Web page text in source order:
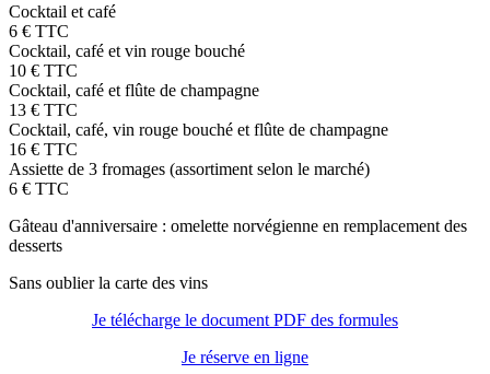
Cocktail et café
6 € TTC
Cocktail, café et vin rouge bouché
10 € TTC
Cocktail, café et flûte de champagne
13 € TTC
Cocktail, café, vin rouge bouché et flûte de champagne
16 € TTC
Assiette de 3 fromages (assortiment selon le marché)
6 € TTC
Gâteau d'anniversaire : omelette norvégienne en remplacement des
desserts
Sans oublier la carte des vins
Je télécharge le document PDF des formules
Je réserve en ligne